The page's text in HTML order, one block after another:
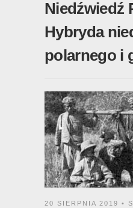
Niedźwiedź
Hybryda
polarnego i
20 SIERPNIA 2019 •